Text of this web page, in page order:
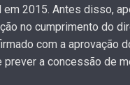
2015. Antes disso,
no cumprimento do
com a aprovação
a concessão de